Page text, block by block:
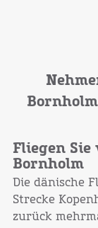
Fliegen Sie
Bornholm
Die dänische
Strecke
zurück